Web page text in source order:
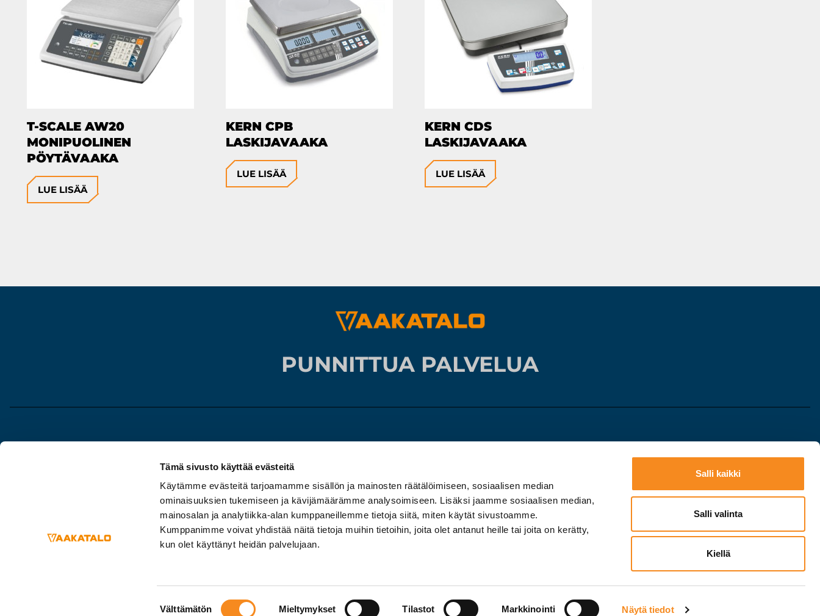
Tämä sivusto käyttää evästeitä
Käytämme evästeitä tarjoamamme sisällön ja mainosten räätälöimiseen, sosiaalisen median
ominaisuuksien tukemiseen ja kävijämäärämme analysoimiseen. Lisäksi jaamme sosiaalisen median,
mainosalan ja analytiikka-alan kumppaneillemme tietoja siitä, miten käytät sivustoamme.
Kumppanimme voivat yhdistää näitä tietoja muihin tietoihin, joita olet antanut heille tai joita on kerätty,
kun olet käyttänyt heidän palvelujaan.
Välttämätön Mieltymykset Tilastot Markkinointi Näytä tiedot
Salli kaikki
Salli valinta
Kiellä
T-SCALE AW20
MONIPUOLINEN
PÖYTÄVAAKA
LUE LISÄÄ
KERN CPB
LASKIJAVAAKA
LUE LISÄÄ
KERN CDS
LASKIJAVAAKA
LUE LISÄÄ
PUNNITTUA PALVELUA
33580 TAMPERE
info@vaakatalo.com
Myyntiosasto
020 7351 500
Huolto/myynti
020 7351 503
Tuotteet
Huolto ja kalibrointi
Yritys
Ota yhteyttä
Tietosuojaseloste